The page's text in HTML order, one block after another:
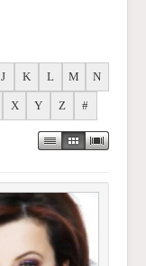
J K L M N
X Y Z #